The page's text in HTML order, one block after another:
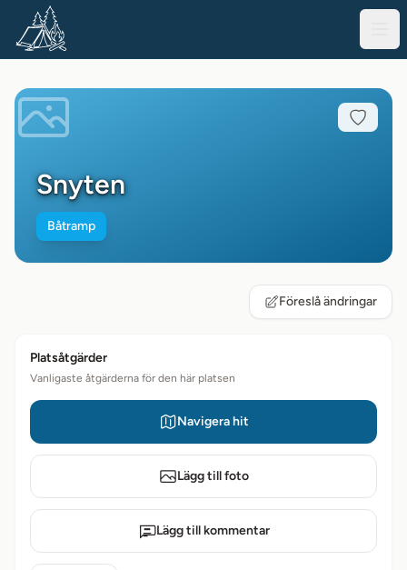
Snyten
Båtramp
Föreslå ändringar
Platsåtgärder
Vanligaste åtgärderna för den här platsen
Navigera hit
Lägg till foto
Lägg till kommentar